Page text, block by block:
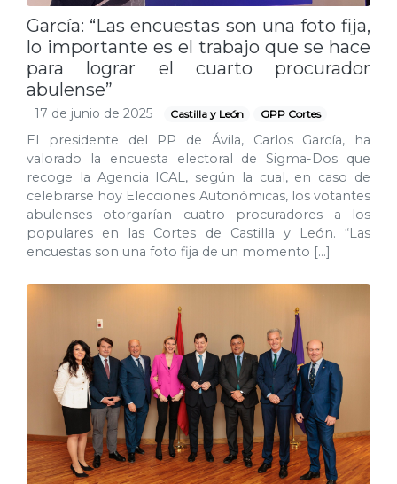
García: “Las encuestas son una foto fija,
lo importante es el trabajo que se hace
para lograr el cuarto procurador
abulense”
17 de junio de 2025 Castilla y León GPP Cortes
El presidente del PP de Ávila, Carlos García, ha
valorado la encuesta electoral de Sigma-Dos que
recoge la Agencia ICAL, según la cual, en caso de
celebrarse hoy Elecciones Autonómicas, los votantes
abulenses otorgarían cuatro procuradores a los
populares en las Cortes de Castilla y León. “Las
encuestas son una foto fija de un momento […]